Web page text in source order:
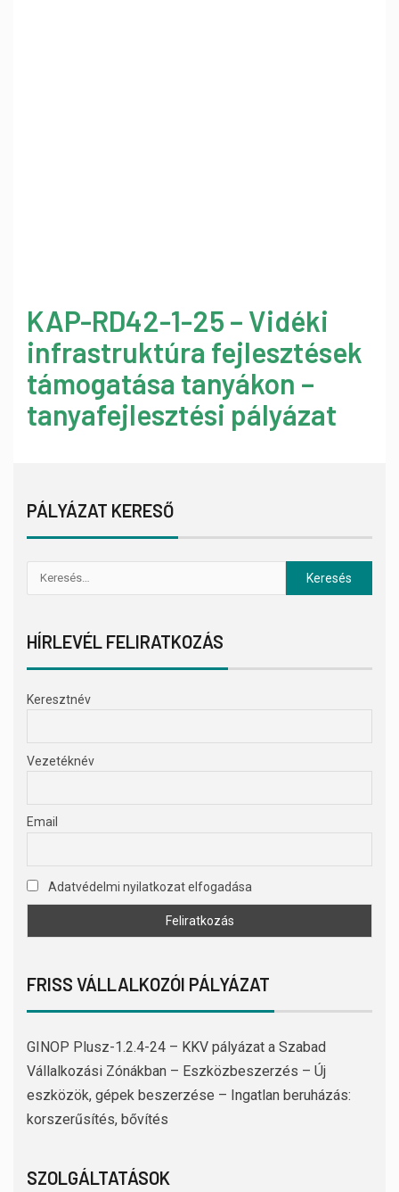
KAP-RD42-1-25 – Vidéki
infrastruktúra fejlesztések
támogatása tanyákon –
tanyafejlesztési pályázat
PÁLYÁZAT KERESŐ
HÍRLEVÉL FELIRATKOZÁS
Keresztnév
Vezetéknév
Email
Adatvédelmi nyilatkozat elfogadása
FRISS VÁLLALKOZÓI PÁLYÁZAT
GINOP Plusz-1.2.4-24 – KKV pályázat a Szabad
Vállalkozási Zónákban – Eszközbeszerzés – Új
eszközök, gépek beszerzése – Ingatlan beruházás:
korszerűsítés, bővítés
SZOLGÁLTATÁSOK